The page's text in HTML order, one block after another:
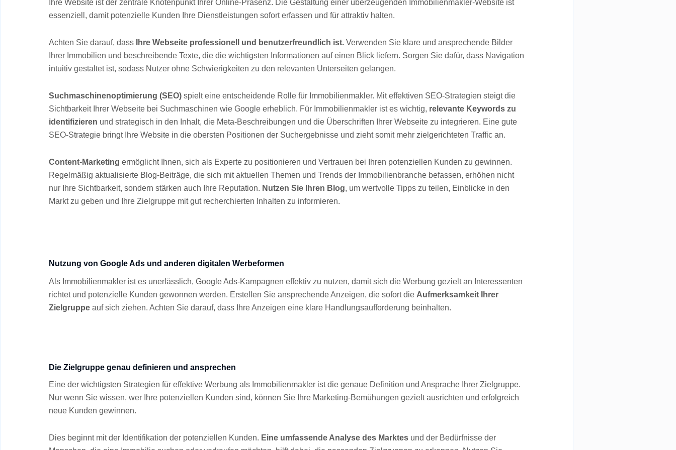
Ihre Website ist der zentrale Knotenpunkt Ihrer Online-Präsenz. Die Gestaltung einer überzeugenden Immobilienmakler-Website ist
essenziell, damit potenzielle Kunden Ihre Dienstleistungen sofort erfassen und für attraktiv halten.
Achten Sie darauf, dass Ihre Webseite professionell und benutzerfreundlich ist. Verwenden Sie klare und ansprechende Bilder
Ihrer Immobilien und beschreibende Texte, die die wichtigsten Informationen auf einen Blick liefern. Sorgen Sie dafür, dass Navigation
intuitiv gestaltet ist, sodass Nutzer ohne Schwierigkeiten zu den relevanten Unterseiten gelangen.
Suchmaschinenoptimierung (SEO) spielt eine entscheidende Rolle für Immobilienmakler. Mit effektiven SEO-Strategien steigt die
Sichtbarkeit Ihrer Webseite bei Suchmaschinen wie Google erheblich. Für Immobilienmakler ist es wichtig, relevante Keywords zu
identifizieren und strategisch in den Inhalt, die Meta-Beschreibungen und die Überschriften Ihrer Webseite zu integrieren. Eine gute
SEO-Strategie bringt Ihre Website in die obersten Positionen der Suchergebnisse und zieht somit mehr zielgerichteten Traffic an.
Content-Marketing ermöglicht Ihnen, sich als Experte zu positionieren und Vertrauen bei Ihren potenziellen Kunden zu gewinnen.
Regelmäßig aktualisierte Blog-Beiträge, die sich mit aktuellen Themen und Trends der Immobilienbranche befassen, erhöhen nicht
nur Ihre Sichtbarkeit, sondern stärken auch Ihre Reputation. Nutzen Sie Ihren Blog, um wertvolle Tipps zu teilen, Einblicke in den
Markt zu geben und Ihre Zielgruppe mit gut recherchierten Inhalten zu informieren.
Nutzung von Google Ads und anderen digitalen Werbeformen
Als Immobilienmakler ist es unerlässlich, Google Ads-Kampagnen effektiv zu nutzen, damit sich die Werbung gezielt an Interessenten
richtet und potenzielle Kunden gewonnen werden. Erstellen Sie ansprechende Anzeigen, die sofort die Aufmerksamkeit Ihrer
Zielgruppe auf sich ziehen. Achten Sie darauf, dass Ihre Anzeigen eine klare Handlungsaufforderung beinhalten.
Die Zielgruppe genau definieren und ansprechen
Eine der wichtigsten Strategien für effektive Werbung als Immobilienmakler ist die genaue Definition und Ansprache Ihrer Zielgruppe.
Nur wenn Sie wissen, wer Ihre potenziellen Kunden sind, können Sie Ihre Marketing-Bemühungen gezielt ausrichten und erfolgreich
neue Kunden gewinnen.
Dies beginnt mit der Identifikation der potenziellen Kunden. Eine umfassende Analyse des Marktes und der Bedürfnisse der